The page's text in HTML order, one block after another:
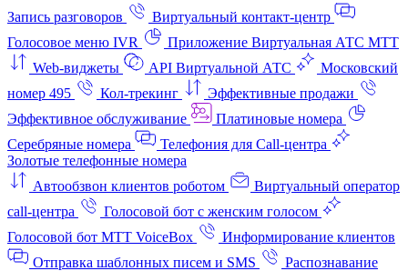
Запись разговоров
Виртуальный контакт‑центр
Голосовое меню IVR
Приложение Виртуальная АТС МТТ
Web-виджеты
API Виртуальной АТС
Московский
номер 495
Кол-трекинг
Эффективные продажи
Эффективное обслуживание
Платиновые номера
Серебряные номера
Телефония для Call-центра
Золотые телефонные номера
Автообзвон клиентов роботом
Виртуальный оператор
call-центра
Голосовой бот с женским голосом
Голосовой бот МТТ VoiceBox
Информирование клиентов
Отправка шаблонных писем и SMS
Распознавание